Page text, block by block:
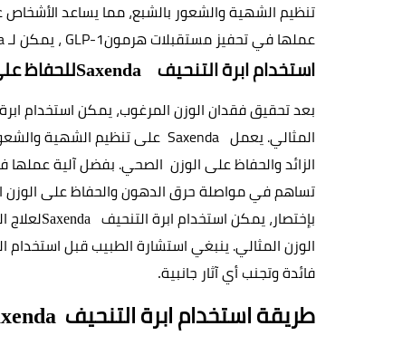
عملها في تحفيز مستقبلات هرمون GLP-1 ، يمكن لـ
استخدام ابرة التنحيف Saxenda للحفاظ
بعد تحقيق فقدان الوزن المرغوب، يمكن استخدام
المثالي. يعمل Saxenda ع
الزائد والحفاظ على الوزن  الصحي. بفضل آلية عملها
تساهم في مواصلة حرق الدهون والحفاظ على
بإختصار، يمكن استخدام ابرة التنحيف
Saxenda
فائدة وتجنب أي آثار جانبية.
طريقة استخدام ابرة التنحيف